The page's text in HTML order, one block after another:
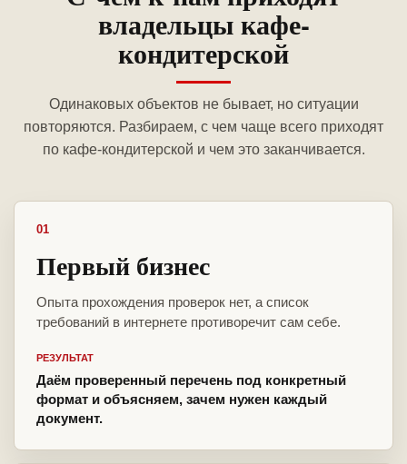
владельцы кафе-
кондитерской
Одинаковых объектов не бывает, но ситуации
повторяются. Разбираем, с чем чаще всего приходят
по кафе-кондитерской и чем это заканчивается.
01
Первый бизнес
Опыта прохождения проверок нет, а список
требований в интернете противоречит сам себе.
РЕЗУЛЬТАТ
Даём проверенный перечень под конкретный
формат и объясняем, зачем нужен каждый
документ.